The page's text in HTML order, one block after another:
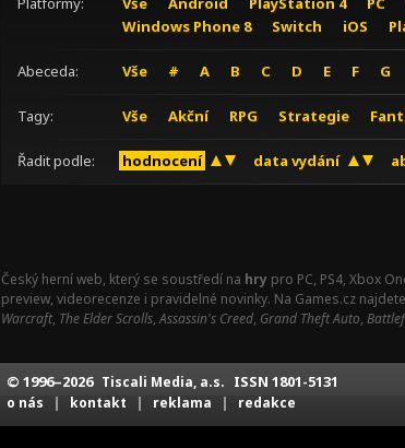
Windows Phone 8
Switch iOS
Abeceda: Vše # A B C D E F G
Tagy: Vše Akční RPG Strategie
Řadit podle: hodnocení data vydání
Český herní web, který se soustředí na hry pro PC, PS4, Xbox
preview, videorecenze i pravidelné novinky. Na Games.cz
Warcraft, The Elder Scrolls,Assassin's Creed, Grand Theft Auto,
© 1996–2026 Tiscali Media, a.s. ISSN 1801-5131
o nás | kontakt | reklama | redakce